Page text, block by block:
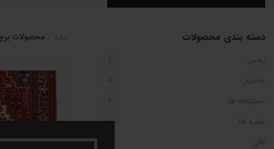
دسته بندی محصولات
پلاس
جاجیم
دستبافته ها 4
سفره ها 4
قالی
محصولات